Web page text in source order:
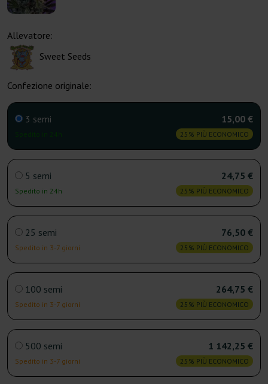
Allevatore:
Sweet Seeds
Confezione originale:
3 semi 15,00 €
25% PIÙ ECONOMICO
5 semi
Spedito in 24h
24,75 €
25% PIÙ ECONOMICO
25 semi
Spedito in 3-7 giorni
76,50 €
25% PIÙ ECONOMICO
100 semi
Spedito in 3-7 giorni
264,75 €
25% PIÙ ECONOMICO
500 semi
Spedito in 3-7 giorni
1 142,25 €
25% PIÙ ECONOMICO